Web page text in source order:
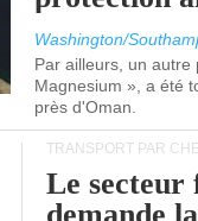
Washington/
Par ailleurs, un autre
Magnesium », a été
près d'Oman.
TRANSPORT PAR
Le